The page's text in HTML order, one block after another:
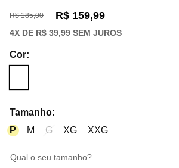
R$ 185,00 R$ 159,99
4X DE R$ 39,99 SEM JUROS
Cor:
Tamanho:
P
M G XG XXG
qual o seu tamanho?